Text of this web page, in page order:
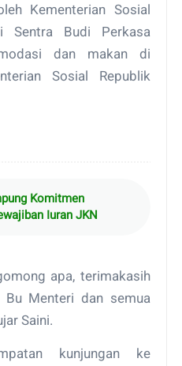
Kementerian Sosial
Sentra Budi Perkasa
dan makan di
Sosial Republik
Komitmen
Iuran JKN
apa, terimakasih
Menteri dan semua
Saini.
kunjungan ke